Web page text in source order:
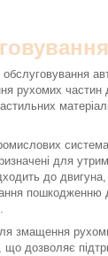
рухомих
для
до
пошкодженню
змащення
дозволяє